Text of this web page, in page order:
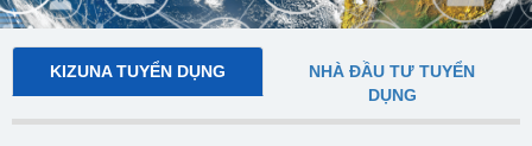
KIZUNA TUYỂN DỤNG
NHÀ ĐẦU TƯ TUYỂN
DỤNG